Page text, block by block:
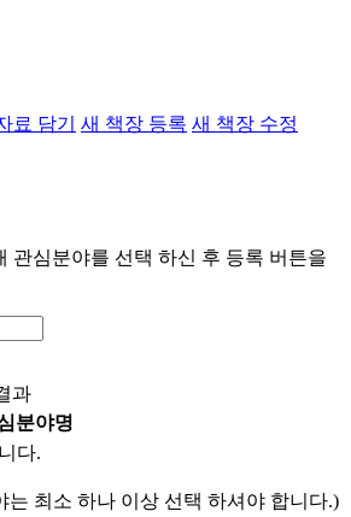
료 담기 새 책장 등록 새 책장 수정
관심분야를 선택 하신 후 등록 버튼을
과
분야명
다.
는 최소 하나 이상 선택 하셔야 합니다.)